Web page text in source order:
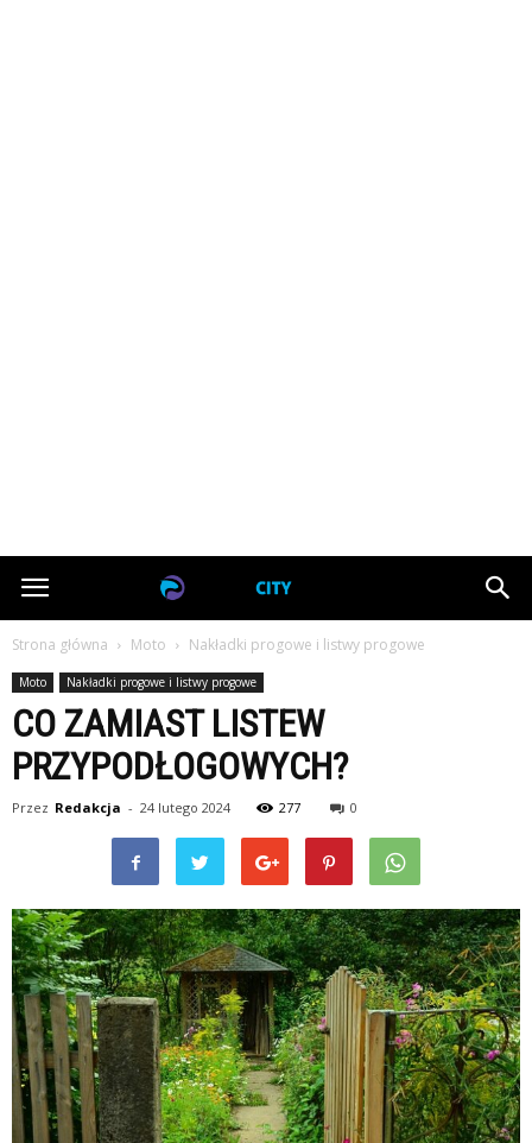
poznancitycenter.pl
Strona główna Moto Nakładki progowe i listwy progowe
Moto Nakładki progowe i listwy progowe
CO ZAMIAST LISTEW
PRZYPODŁOGOWYCH?
Przez Redakcja - 24 lutego 2024 277 0